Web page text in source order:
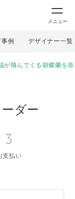
メニュー
例 デザイナー一覧
が飛んでくる胡蝶蘭を
ダー
3
支払い